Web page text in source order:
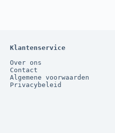
Klantenservice
Over ons
Contact
Algemene voorwaarden
Privacybeleid